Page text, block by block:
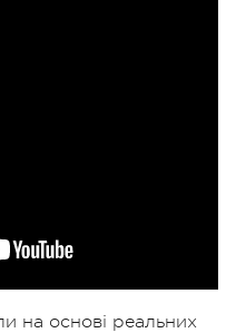
на основі реальних